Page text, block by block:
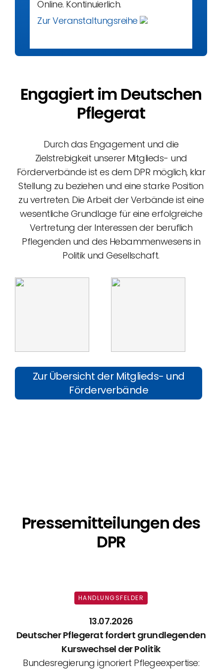
Online. Kontinuierlich.
Zur Veranstaltungsreihe
Engagiert im Deutschen
Pflegerat
Durch das Engagement und die
Zielstrebigkeit unserer Mitglieds- und
Förderverbände ist es dem DPR möglich, klar
Stellung zu beziehen und eine starke Position
zu vertreten. Die Arbeit der Verbände ist eine
wesentliche Grundlage für eine erfolgreiche
Vertretung der Interessen der beruflich
Pflegenden und des Hebammenwesens in
Politik und Gesellschaft.
Zur Übersicht der Mitglieds- und
Förderverbände
Pressemitteilungen des
DPR
HANDLUNGSFELDER
13.07.2026
Deutscher Pflegerat fordert grundlegenden
Kurswechsel der Politik
Bundesregierung ignoriert Pflegeexpertise: